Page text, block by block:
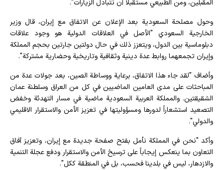
المقبلين، ومن الطبيعي مستقبلاً أن نتبادل الزيارات".
وحول مصلحة السعودية بعد الإعلان عن الاتفاق مع إيران، قال وزير
الخارجية السعودي "الأصل في العلاقات الدولية هو وجود علاقات
دبلوماسية بين الدول، ويتعزز ذلك في حال دولتين جارتين بحجم المملكة
وإيران تجمعهما روابط عدة دينية وثقافية وتاريخية وحضارية مشتركة".
وأضاف "لقد جاء هذا الاتفاق، برعاية ووساطة الصين، بعد جولات عدة من
المباحثات على مدى العامين الماضيين في كل من العراق وسلطنة عمان
الشقيقتين. والمملكة العربية السعودية ماضية في مسار التهدئة وخفض
التصعيد استشعاراً لدورها ومسؤوليتها في تعزيز الأمن والاستقرار الاقليمي
والدولي".
وأكد "نحن في المملكة نأمل بفتح صفحة جديدة مع إيران، وتعزيز آفاق
التعاون بما ينعكس إيجاباً على ترسيخ الأمن والاستقرار ودفع عجلة التنمية
والازدهار، ليس في بلدينا فحسب، بل في المنطقة ككل".